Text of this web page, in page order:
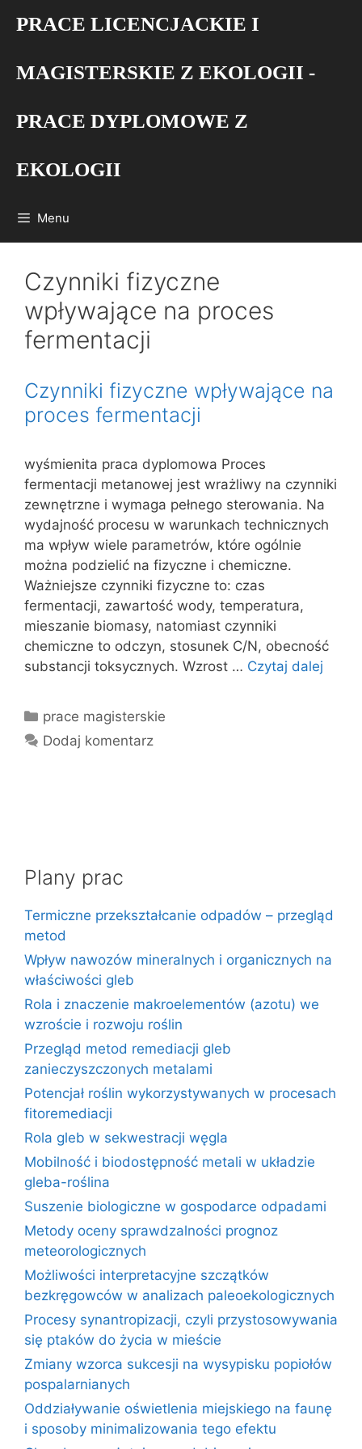
PRACE LICENCJACKIE I
MAGISTERSKIE Z EKOLOGII -
PRACE DYPLOMOWE Z
EKOLOGII
Menu
Czynniki fizyczne
wpływające na proces
fermentacji
Czynniki fizyczne wpływające na
proces fermentacji
wyśmienita praca dyplomowa Proces
fermentacji metanowej jest wrażliwy na czynniki
zewnętrzne i wymaga pełnego sterowania. Na
wydajność procesu w warunkach technicznych
ma wpływ wiele parametrów, które ogólnie
można podzielić na fizyczne i chemiczne.
Ważniejsze czynniki fizyczne to: czas
fermentacji, zawartość wody, temperatura,
mieszanie biomasy, natomiast czynniki
chemiczne to odczyn, stosunek C/N, obecność
substancji toksycznych. Wzrost … Czytaj dalej
Kategorie
prace magisterskie
Dodaj komentarz
Plany prac
Termiczne przekształcanie odpadów – przegląd
metod
Wpływ nawozów mineralnych i organicznych na
właściwości gleb
Rola i znaczenie makroelementów (azotu) we
wzroście i rozwoju roślin
Przegląd metod remediacji gleb
zanieczyszczonych metalami
Potencjał roślin wykorzystywanych w procesach
fitoremediacji
Rola gleb w sekwestracji węgla
Mobilność i biodostępność metali w układzie
gleba-roślina
Suszenie biologiczne w gospodarce odpadami
Metody oceny sprawdzalności prognoz
meteorologicznych
Możliwości interpretacyjne szczątków
bezkręgowców w analizach paleoekologicznych
Procesy synantropizacji, czyli przystosowywania
się ptaków do życia w mieście
Zmiany wzorca sukcesji na wysypisku popiołów
pospalarnianych
Oddziaływanie oświetlenia miejskiego na faunę
i sposoby minimalizowania tego efektu